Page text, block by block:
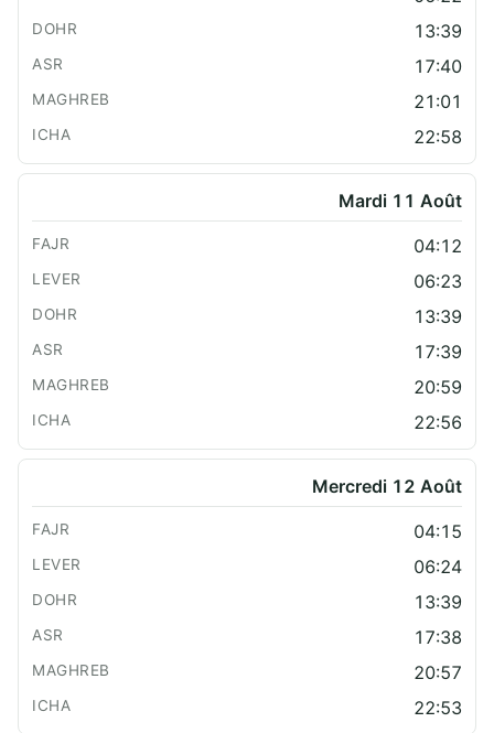
13:39
17:40
21:01
22:58
Mardi 11 Août
04:12
06:23
13:39
17:39
20:59
22:56
Mercredi 12 Août
04:15
06:24
13:39
17:38
20:57
22:53